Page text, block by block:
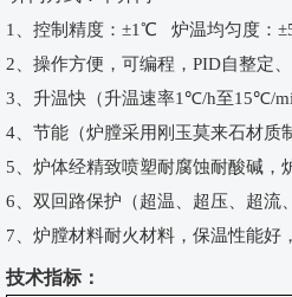
1
、控制精度： ±1℃ 炉温均匀度： ±
2 、操作方便，可编程， PID自整定
3 、升温快（升温速率1℃/h至15℃/
4 、节能（炉膛采用刚玉莫来石材质
5 、炉体经精致喷塑耐腐蚀耐酸碱
6 、双回路保护（超温、超压、超流
7 、炉膛材料耐火材料，保温性能
技术指标：